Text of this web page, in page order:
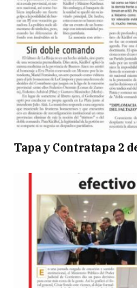
Tapa y Contratapa 2